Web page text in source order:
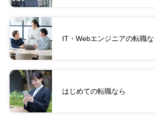
IT・Webエンジニアの転職な
はじめての転職なら